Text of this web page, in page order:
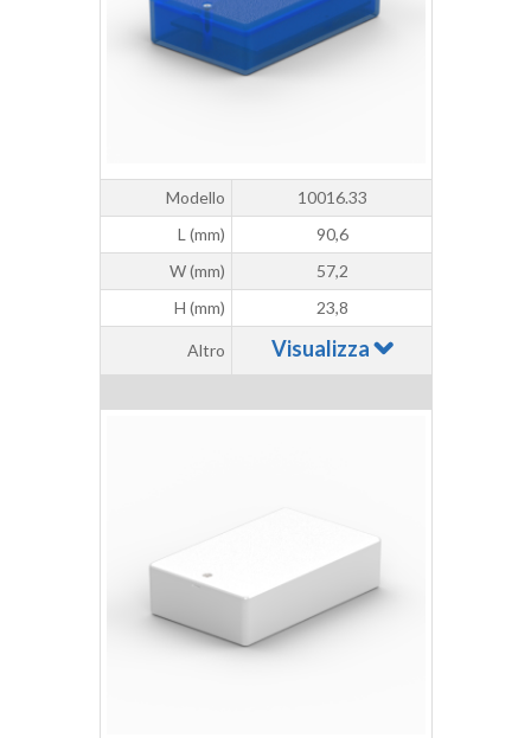
Modello
10016.33
L (mm)
90,6
W (mm)
57,2
H (mm)
23,8
Altro Visualizza